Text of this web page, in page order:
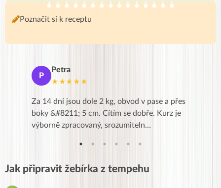
Poznačit si k receptu
P
Petra
★★★★★
Za 14 dní jsou dole 2 kg, obvod v pase a přes
boky &#8211; 5 cm. Cítím se dobře. Kurz je
výborně zpracovaný, srozumiteln…
Jak připravit žebírka z tempehu